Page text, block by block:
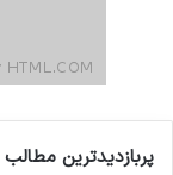
پربازدیدترین مطالب